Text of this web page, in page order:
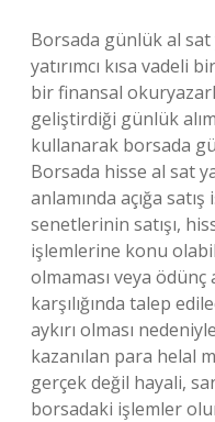
Borsada günlük al sat
yatırımcı kısa vadeli
bir finansal
geliştirdiği günlük
kullanarak borsada
Borsada hisse al sat
anlamında açığa
senetlerinin satışı,
işlemlerine konu
olmaması veya
karşılığında talep
aykırı olması
kazanılan para helal
gerçek değil hayali,
borsadaki işlemler